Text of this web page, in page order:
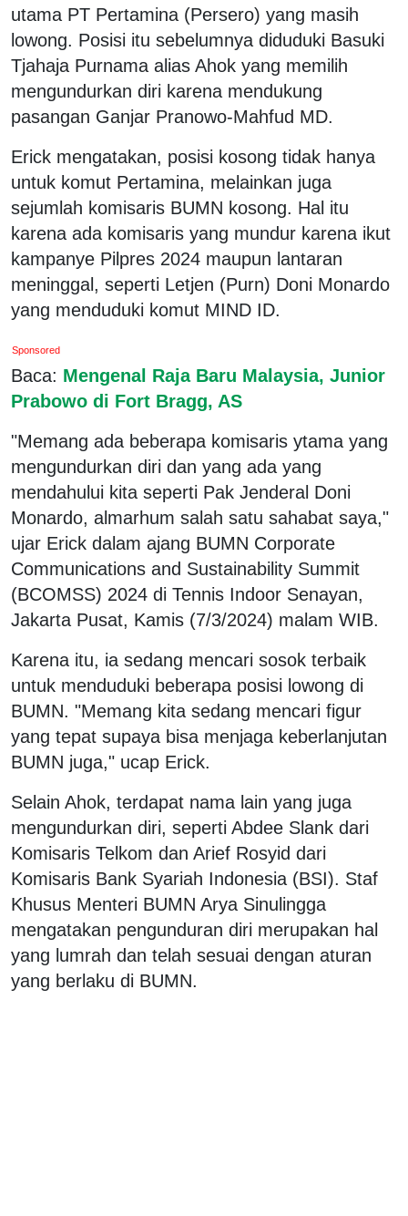
utama PT Pertamina (Persero) yang masih
lowong. Posisi itu sebelumnya diduduki Basuki
Tjahaja Purnama alias Ahok yang memilih
mengundurkan diri karena mendukung
pasangan Ganjar Pranowo-Mahfud MD.
Erick mengatakan, posisi kosong tidak hanya
untuk komut Pertamina, melainkan juga
sejumlah komisaris BUMN kosong. Hal itu
karena ada komisaris yang mundur karena ikut
kampanye Pilpres 2024 maupun lantaran
meninggal, seperti Letjen (Purn) Doni Monardo
yang menduduki komut MIND ID.
Sponsored
Baca: Mengenal Raja Baru Malaysia, Junior
Prabowo di Fort Bragg, AS
"Memang ada beberapa komisaris ytama yang
mengundurkan diri dan yang ada yang
mendahului kita seperti Pak Jenderal Doni
Monardo, almarhum salah satu sahabat saya,"
ujar Erick dalam ajang BUMN Corporate
Communications and Sustainability Summit
(BCOMSS) 2024 di Tennis Indoor Senayan,
Jakarta Pusat, Kamis (7/3/2024) malam WIB.
Karena itu, ia sedang mencari sosok terbaik
untuk menduduki beberapa posisi lowong di
BUMN. "Memang kita sedang mencari figur
yang tepat supaya bisa menjaga keberlanjutan
BUMN juga," ucap Erick.
Selain Ahok, terdapat nama lain yang juga
mengundurkan diri, seperti Abdee Slank dari
Komisaris Telkom dan Arief Rosyid dari
Komisaris Bank Syariah Indonesia (BSI). Staf
Khusus Menteri BUMN Arya Sinulingga
mengatakan pengunduran diri merupakan hal
yang lumrah dan telah sesuai dengan aturan
yang berlaku di BUMN.